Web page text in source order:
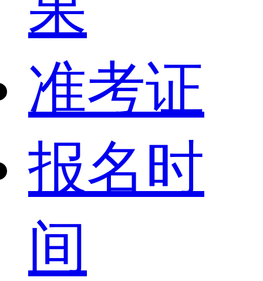
准考证
报名时
间